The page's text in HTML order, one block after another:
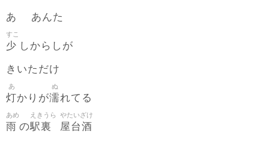
あゝ あんた
少
すこ
しからしが
きいただけ
灯
あ
かりが濡
ぬ
れてる
雨
あめ
の駅裏
えきうら
屋台酒
やたいざけ